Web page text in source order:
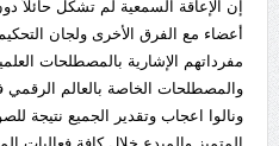
إن الإعاقة السمعية لم تشكل
أعضاء مع الفرق الأخرى ولجان
مفرداتهم الإشارية بالمصطلحات
والمصطلحات الخاصة بالعالم الرقمي
ونالوا اعجاب وتقدير الجميع نتيجة